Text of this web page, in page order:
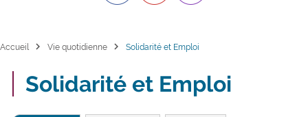
Accueil chevron_right Vie quotidienne chevron_right Solidarité et Emploi
Solidarité et Emploi